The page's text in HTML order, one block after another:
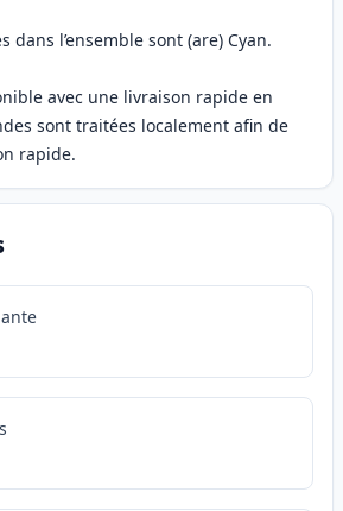
dans l’ensemble sont (are) Cyan.
avec une livraison rapide en
sont traitées localement afin de
rapide.